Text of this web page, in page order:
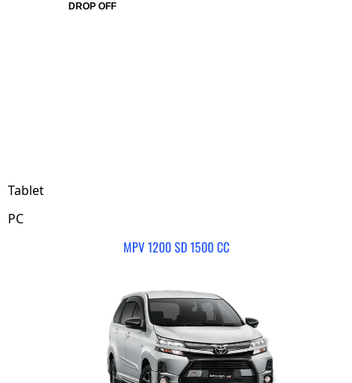
DROP OFF
Tablet
PC
MPV 1200 SD 1500 CC